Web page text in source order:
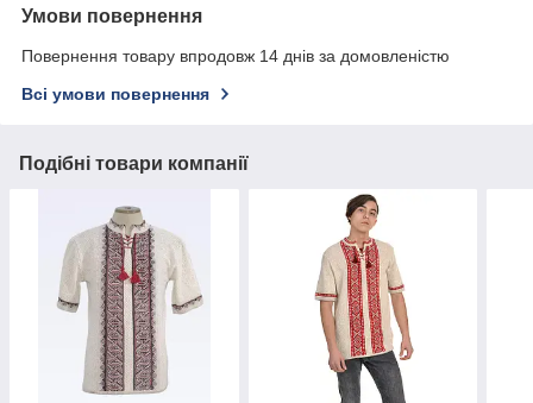
Умови повернення
Повернення товару впродовж 14 днів за домовленістю
Всі умови повернення
Подібні товари компанії